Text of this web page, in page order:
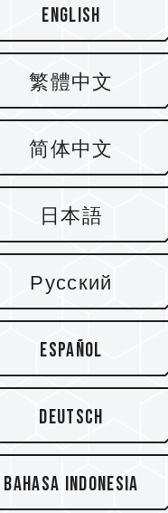
DDR5 DESKTOP
page
al
Enviar
English
繁體中文
简体中文
日本語
Русский
Español
Deutsch
Bahasa Indonesia